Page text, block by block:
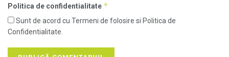
Politica de confidentialitate *
Sunt de acord cu Termeni de folosire si Politica de
Confidentialitate.